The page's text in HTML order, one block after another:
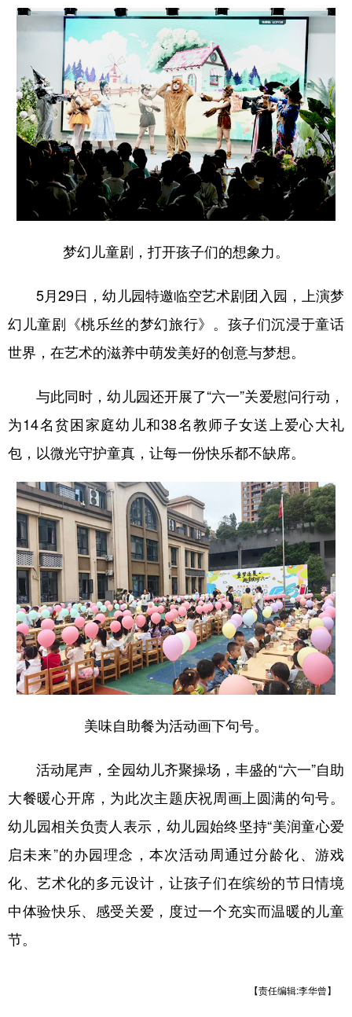
梦幻儿童剧，打开孩子们的想象力。
5月29日，幼儿园特邀临空艺术剧团入园，上演梦
幻儿童剧《桃乐丝的梦幻旅行》。孩子们沉浸于童话
世界，在艺术的滋养中萌发美好的创意与梦想。
与此同时，幼儿园还开展了“六一”关爱慰问行动，
为14名贫困家庭幼儿和38名教师子女送上爱心大礼
包，以微光守护童真，让每一份快乐都不缺席。
美味自助餐为活动画下句号。
活动尾声，全园幼儿齐聚操场，丰盛的“六一”自助
大餐暖心开席，为此次主题庆祝周画上圆满的句号。
幼儿园相关负责人表示，幼儿园始终坚持“美润童心爱
启未来”的办园理念，本次活动周通过分龄化、游戏
化、艺术化的多元设计，让孩子们在缤纷的节日情境
中体验快乐、感受关爱，度过一个充实而温暖的儿童
节。
【责任编辑:李华曾】